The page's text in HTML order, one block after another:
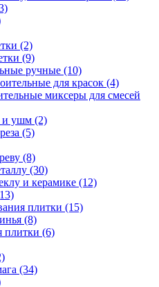
(2)
(9)
ручные (10)
для красок (4)
миксеры для смесей
и ушм (2)
(5)
(8)
(30)
и керамике (12)
плитки (15)
(8)
плитки (6)
(34)